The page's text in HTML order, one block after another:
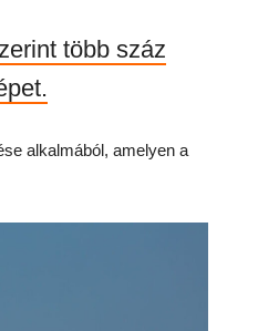
több száz
alkalmából, amelyen a